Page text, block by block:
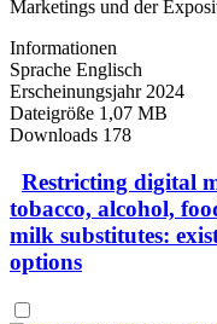
Marketings und der
Informationen
Sprache Englisch
Erscheinungsjahr 2024
Dateigröße 1,07 MB
Downloads 178
Restricting digital
tobacco, alcohol,
milk substitutes:
options